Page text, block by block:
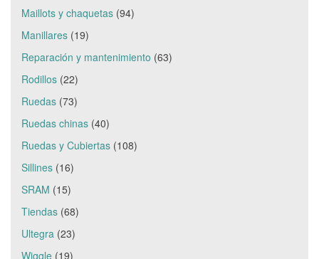
Maillots y chaquetas (94)
Manillares (19)
Reparación y mantenimiento (63)
Rodillos (22)
Ruedas (73)
Ruedas chinas (40)
Ruedas y Cubiertas (108)
Sillines (16)
SRAM (15)
Tiendas (68)
Ultegra (23)
Wiggle (19)